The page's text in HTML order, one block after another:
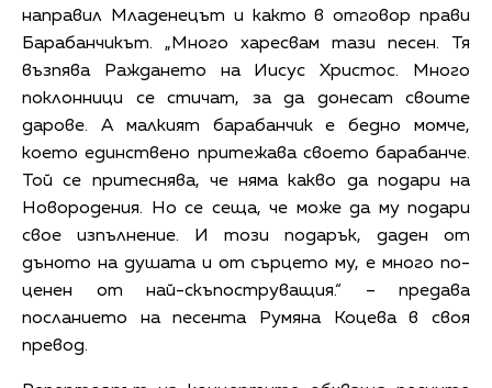
направил Младенецът и както в отговор прави
Барабанчикът. „Много харесвам тази песен. Тя
възпява Раждането на Иисус Христос. Много
поклонници се стичат, за да донесат своите
дарове. А малкият барабанчик е бедно момче,
което единствено притежава своето барабанче.
Той се притеснява, че няма какво да подари на
Новородения. Но се сеща, че може да му подари
свое изпълнение. И този подарък, даден от
дъното на душата и от сърцето му, е много по-
ценен от най-скъпоструващия.“ – предава
посланието на песента Румяна Коцева в своя
превод.